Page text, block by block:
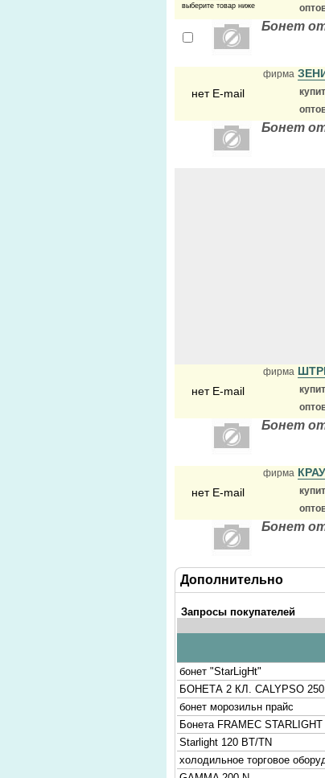
выберите товар ниже
Бонет
нет E-mail
фирма
Бонет
нет E-mail
фирма
Бонет
нет E-mail
фирма
Бонет
Дополнительно
Запросы покупателей
бонет "StarLigHt"
БOНЕТА 2 КЛ. CALYPSO 250
бонет морозильн прайс
Бонета FRAMEC
Starlight 120 BT/TN
холодильное торговое